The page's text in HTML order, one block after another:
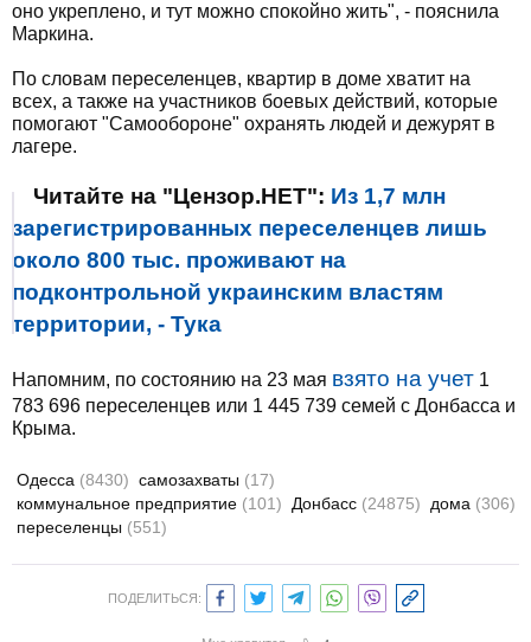
оно укреплено, и тут можно спокойно жить", - пояснила
Маркина.
По словам переселенцев, квартир в доме хватит на
всех, а также на участников боевых действий, которые
помогают "Самообороне" охранять людей и дежурят в
лагере.
Читайте на "Цензор.НЕТ": Из 1,7 млн
зарегистрированных переселенцев лишь
около 800 тыс. проживают на
подконтрольной украинским властям
территории, - Тука
Напомним, по состоянию на 23 мая взято на учет 1
783 696 переселенцев или 1 445 739 семей с Донбасса и
Крыма.
Одесса (8430) самозахваты (17)
коммунальное предприятие (101) Донбасс (24875) дома (306)
переселенцы (551)
ПОДЕЛИТЬСЯ: